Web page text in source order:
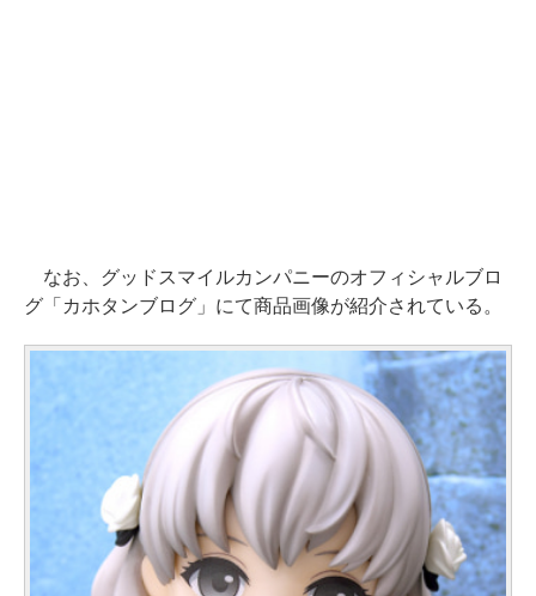
なお、グッドスマイルカンパニーのオフィシャルブロ
グ「カホタンブログ」にて商品画像が紹介されている。